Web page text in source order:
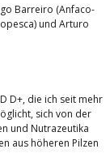
Barreiro (Anfaco-
und Arturo
D+, die ich seit mehr
sich von der
und Nutrazeutika
aus höheren Pilzen